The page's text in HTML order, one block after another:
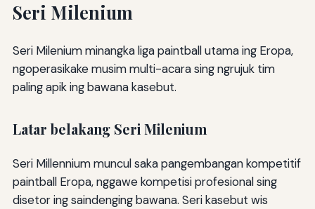
Seri Milenium
Seri Milenium minangka liga paintball utama ing Eropa,
ngoperasikake musim multi-acara sing ngrujuk tim
paling apik ing bawana kasebut.
Latar belakang Seri Milenium
Seri Millennium muncul saka pangembangan kompetitif
paintball Eropa, nggawe kompetisi profesional sing
disetor ing saindenging bawana. Seri kasebut wis